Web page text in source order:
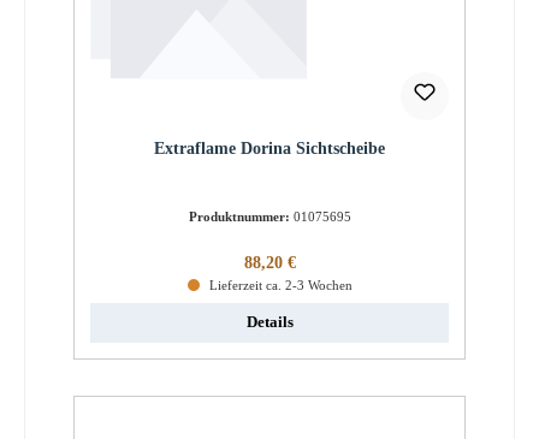
Extraflame Dorina Sichtscheibe
Produktnummer: 01075695
Regulärer Preis:
88,20 €
Lieferzeit ca. 2-3 Wochen
Details